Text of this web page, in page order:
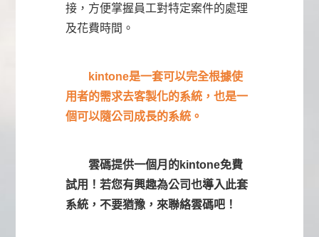
接，方便掌握員工對特定案件的處理
及花費時間。
kintone是一套可以完全根據使
用者的需求去客製化的系統，也是一
個可以隨公司成長的系統。
雲碼提供一個月的kintone免費
試用！若您有興趣為公司也導入此套
系統，不要猶豫，來聯絡雲碼吧！